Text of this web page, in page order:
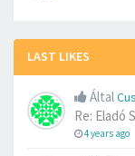
LAST LIKES
Által
Re: Eladó
4 years ago